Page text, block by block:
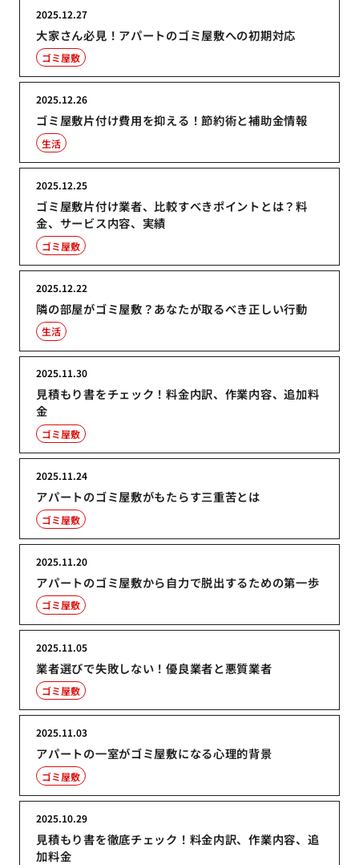
大家さん必見！アパートのゴミ屋敷への初期対応
2025.12.27
ゴミ屋敷
ゴミ屋敷片付け費用を抑える！節約術と補助金情報
2025.12.26
生活
ゴミ屋敷片付け業者、比較すべきポイントとは？料
金、サービス内容、実績
2025.12.25
ゴミ屋敷
隣の部屋がゴミ屋敷？あなたが取るべき正しい行動
2025.12.22
生活
見積もり書をチェック！料金内訳、作業内容、追加料
金
2025.11.30
ゴミ屋敷
アパートのゴミ屋敷がもたらす三重苦とは
2025.11.24
ゴミ屋敷
アパートのゴミ屋敷から自力で脱出するための第一歩
2025.11.20
ゴミ屋敷
業者選びで失敗しない！優良業者と悪質業者
2025.11.05
ゴミ屋敷
アパートの一室がゴミ屋敷になる心理的背景
2025.11.03
ゴミ屋敷
見積もり書を徹底チェック！料金内訳、作業内容、追
加料金
2025.10.29